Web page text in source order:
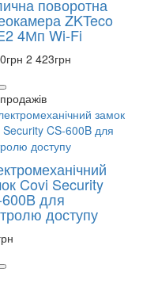
поворотна
ZKTeco
4Мп Wi-Fi
грн 2 423грн
Covi Security
для
доступу